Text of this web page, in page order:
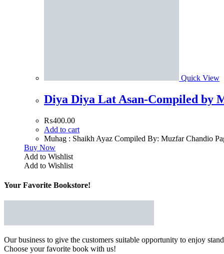
Quick View
Diya Diya Lat Asan-Compiled by
₨400.00
Add to cart
Muhag : Shaikh Ayaz Compiled By: Muzfar Chandio
Buy Now
Add to Wishlist
Add to Wishlist
Your Favorite Bookstore!
Our business to give the customers suitable opportunity to enjoy
Choose your favorite book with us!